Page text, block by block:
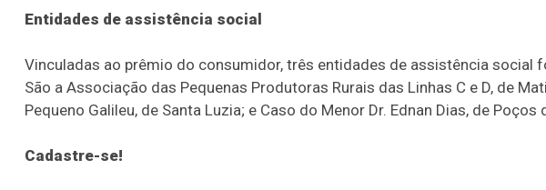
Entidades de assistência social
Vinculadas ao prêmio do consumidor, três entidades de assistência social
São a Associação das Pequenas Produtoras Rurais das Linhas C e D, de
Pequeno Galileu, de Santa Luzia; e Caso do Menor Dr. Ednan Dias, de Poços
Cadastre-se!